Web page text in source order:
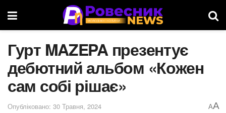
Гурт MAZEPA презентує
дебютний альбом «Кожен
сам собі рішає»
Опубліковано: 30 Травня, 2024 AA